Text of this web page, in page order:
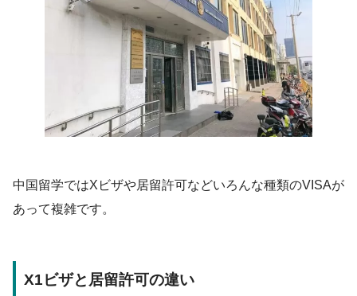
中国留学ではXビザや居留許可などいろんな種類のVISAが
あって複雑です。
X1ビザと居留許可の違い